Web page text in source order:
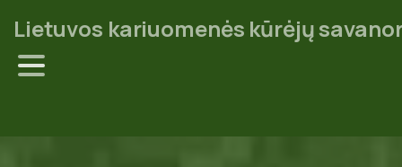
Lietuvos kariuomenės kūrėjų